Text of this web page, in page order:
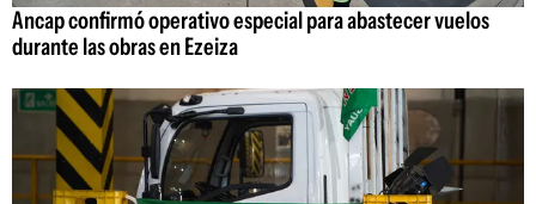
Ancap confirmó operativo especial para abastecer vuelos
durante las obras en Ezeiza